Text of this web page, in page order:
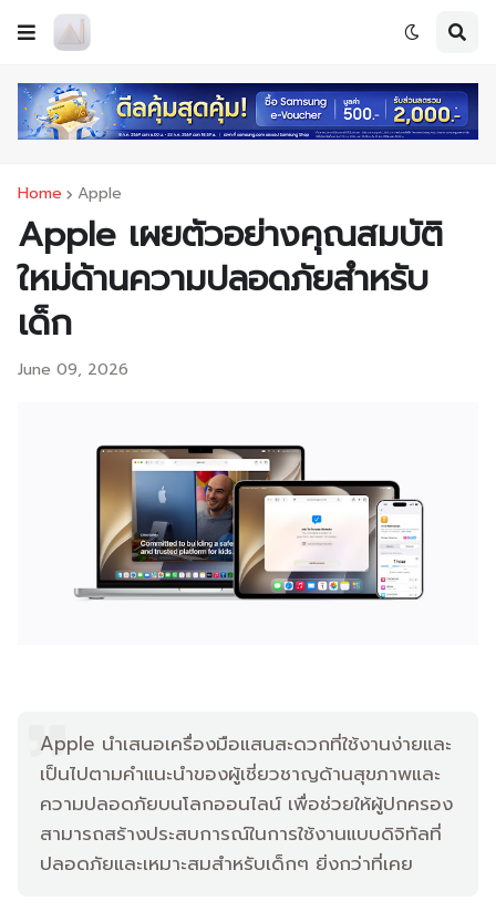
Home Apple
Apple เผยตัวอย่างคุณสมบัติ
ใหม่ด้านความปลอดภัยสำหรับ
เด็ก
June 09, 2026
Apple นำเสนอเครื่องมือแสนสะดวกที่ใช้งานง่ายและ
เป็นไปตามคำแนะนำของผู้เชี่ยวชาญด้านสุขภาพและ
ความปลอดภัยบนโลกออนไลน์ เพื่อช่วยให้ผู้ปกครอง
สามารถสร้างประสบการณ์ในการใช้งานแบบดิจิทัลที่
ปลอดภัยและเหมาะสมสำหรับเด็กๆ ยิ่งกว่าที่เคย